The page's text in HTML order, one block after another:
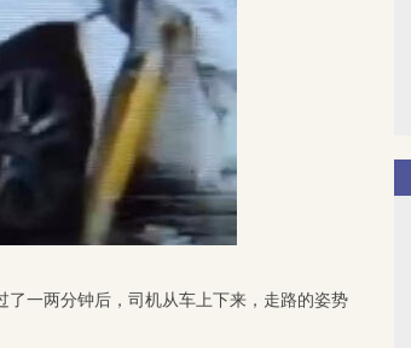
一两分钟后，司机从车上下来，走路的姿势